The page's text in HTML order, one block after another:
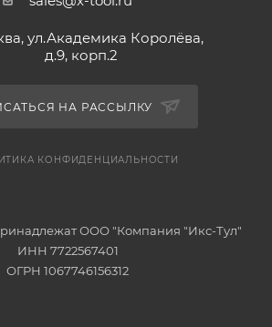
ул.Академика Королёва,
д.9, корп.2
НА РАССЫЛКУ
КОНФИДЕНЦИАЛЬНОСТИ
ООО "Компания "Икс-Тул"
ИНН 7722567401
ОГРН 1067746156312